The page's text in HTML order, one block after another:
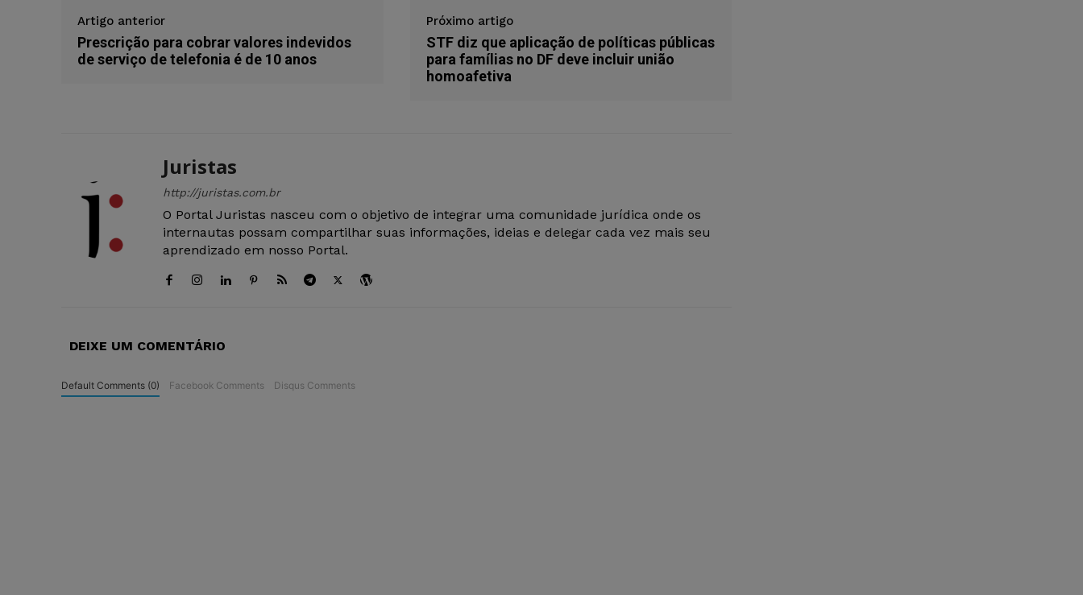
Artigo anterior
Prescrição para cobrar valores indevidos
de serviço de telefonia é de 10 anos
Próximo artigo
STF diz que aplicação de políticas públicas
para famílias no DF deve incluir união
homoafetiva
Juristas
http://juristas.com.br
O Portal Juristas nasceu com o objetivo de integrar uma comunidade jurídica onde os
internautas possam compartilhar suas informações, ideias e delegar cada vez mais seu
aprendizado em nosso Portal.
DEIXE UM COMENTÁRIO
Default Comments (0) Facebook Comments Disqus Comments